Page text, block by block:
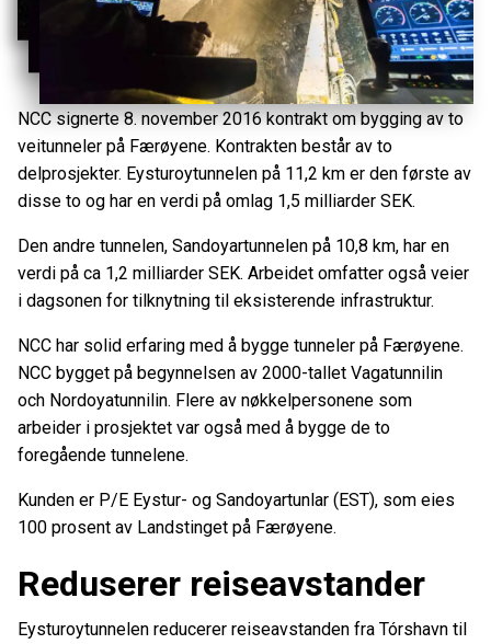
NCC signerte 8. november 2016 kontrakt om bygging av to
veitunneler på Færøyene. Kontrakten består av to
delprosjekter. Eysturoytunnelen på 11,2 km er den første av
disse to og har en verdi på omlag 1,5 milliarder SEK.
Den andre tunnelen, Sandoyartunnelen på 10,8 km, har en
verdi på ca 1,2 milliarder SEK. Arbeidet omfatter også veier
i dagsonen for tilknytning til eksisterende infrastruktur.
NCC har solid erfaring med å bygge tunneler på Færøyene.
NCC bygget på begynnelsen av 2000-tallet Vagatunnilin
och Nordoyatunnilin. Flere av nøkkelpersonene som
arbeider i prosjektet var også med å bygge de to
foregående tunnelene.
Kunden er P/E Eystur- og Sandoyartunlar (EST), som eies
100 prosent av Landstinget på Færøyene.
Reduserer reiseavstander
Eysturoytunnelen reducerer reiseavstanden fra Tórshavn til